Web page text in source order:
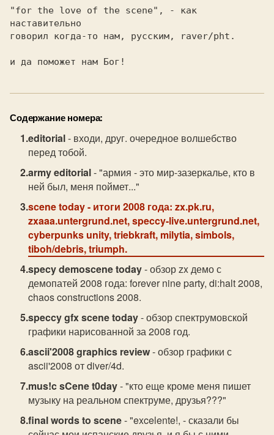
"for the love of the scene", - как
наставительно
говорил когда-то нам, русским, raver/pht.
и да поможет нам Бог!
Содержание номера:
editorial- входи, друг. очередное волшебство
перед тобой.
army editorial- "армия - это мир-зазеркалье, кто в
ней был, меня поймет..."
scene today- итоги 2008 года: zx.pk.ru,
zxaaa.untergrund.net, speccy-live.untergrund.net,
cyberpunks unity, triebkraft, milytia, simbols,
tiboh/debris, triumph.
specy demoscene today- обзор zx демо с
демопатей 2008 года: forever nine party, di:halt 2008,
chaos constructions 2008.
speccy gfx scene today- обзор спектрумовской
графики нарисованной за 2008 год.
ascii'2008 graphics review- обзор графики с
ascii'2008 от diver/4d.
mus!c sCene t0day- "кто еще кроме меня пишет
музыку на реальном спектруме, друзья???"
final words to scene- "excelente!, - сказали бы